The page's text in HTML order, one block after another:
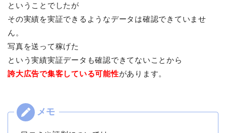
ということでしたが
その実績を実証できるようなデータは確認できていませ
ん。
写真を送って稼げた
という実績実証データも確認できてないことから
誇大広告で集客している可能性があります。